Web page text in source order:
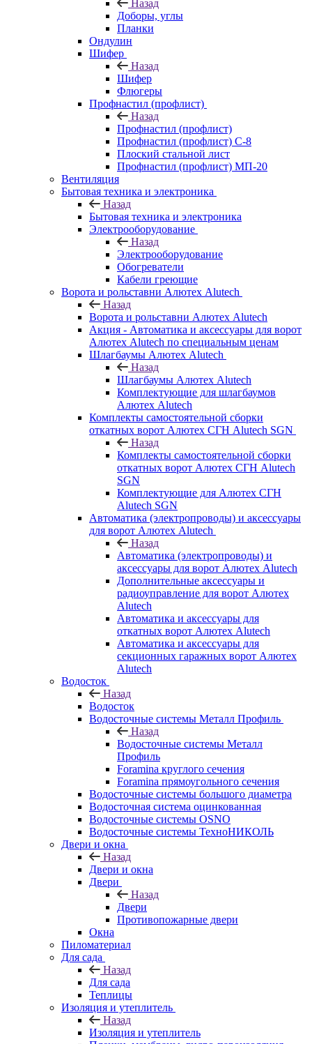
Назад
Доборы, углы
Планки
Ондулин
Шифер
Назад
Шифер
Флюгеры
Профнастил (профлист)
Назад
Профнастил (профлист)
Профнастил (профлист) С-8
Плоский стальной лист
Профнастил (профлист) МП-20
Вентиляция
Бытовая техника и электроника
Назад
Бытовая техника и электроника
Электрооборудование
Назад
Электрооборудование
Обогреватели
Кабели греющие
Ворота и рольставни Алютех Alutech
Назад
Ворота и рольставни Алютех Alutech
Акция - Автоматика и аксессуары для ворот
Алютех Alutech по специальным ценам
Шлагбаумы Алютех Alutech
Назад
Шлагбаумы Алютех Alutech
Комплектующие для шлагбаумов
Алютех Alutech
Комплекты самостоятельной сборки
откатных ворот Алютех СГН Alutech SGN
Назад
Комплекты самостоятельной сборки
откатных ворот Алютех СГН Alutech
SGN
Комплектующие для Алютех СГН
Alutech SGN
Автоматика (электропроводы) и аксессуары
для ворот Алютех Alutech
Назад
Автоматика (электропроводы) и
аксессуары для ворот Алютех Alutech
Дополнительные аксессуары и
радиоуправление для ворот Алютех
Alutech
Автоматика и аксессуары для
откатных ворот Алютех Alutech
Автоматика и аксессуары для
секционных гаражных ворот Алютех
Alutech
Водосток
Назад
Водосток
Водосточные системы Металл Профиль
Назад
Водосточные системы Металл
Профиль
Foramina круглого сечения
Foramina прямоугольного сечения
Водосточные системы большого диаметра
Водосточная система оцинкованная
Водосточные системы OSNO
Водосточные системы ТехноНИКОЛЬ
Двери и окна
Назад
Двери и окна
Двери
Назад
Двери
Противопожарные двери
Окна
Пиломатериал
Для сада
Назад
Для сада
Теплицы
Изоляция и утеплитель
Назад
Изоляция и утеплитель